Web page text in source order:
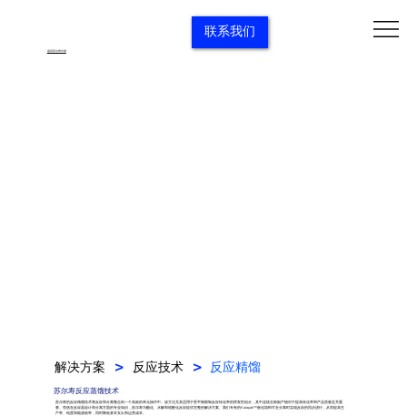
返回苏尔寿中国
联系我们
解决方案 > 反应技术 > 反应精馏
苏尔寿反应蒸馏技术​
苏尔寿的反应精馏技术将反应和分离整合到一个高效的单元操作中。该方法尤其适用于受平衡限制反应转化率的挥发性组分，其中连续去除副产物对于提高转化率和产品质量至关重
要。凭借在反应器设计和分离方面的专业知识，苏尔寿为酯化、水解和缩醛化反应提供完整的解决方案。我们专有的Katapak™催化填料可在分离时实现反应的同步进行，从而提高生
产率、纯度和能源效率，同时降低资本支出和运营成本。